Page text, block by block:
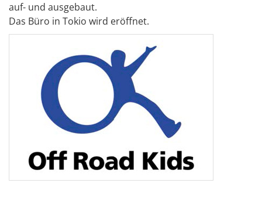
auf- und ausgebaut.
Das Büro in Tokio wird eröffnet.